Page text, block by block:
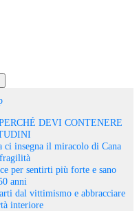
DEVI CONTENERE
insegna il miracolo di Cana
per sentirti più forte e sano
anni
dal vittimismo e abbracciare
interiore